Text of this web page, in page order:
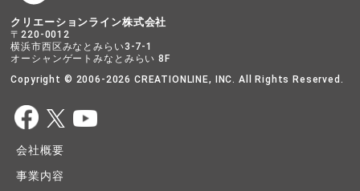
クリエーションライン株式会社
〒220-0012
横浜市西区みなとみらい3-7-1
オーシャンゲートみなとみらい 8F
Copyright © 2006-2026 CREATIONLINE, INC. All Rights Reserved.
会社概要
事業内容